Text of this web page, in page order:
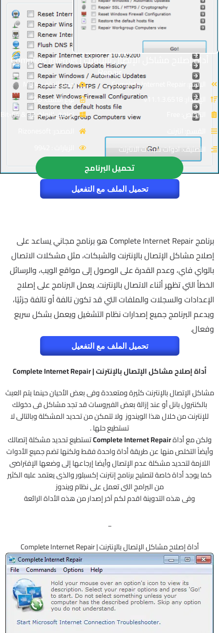
أداة إصلاح مشاكل الإتصال بالإنترنت | Complete Internet
Repair
الاسم: Complete Internet Repair
الإصدار: v11.1.3.6518
الترخيص: Free
التصنيف: ادوات شبكات الانترنت
حجم الملف: 4 MB
نوع الملف: Zip
توافق النواة: 32 & 64-Bit
تحميل البرنامج
تحميل الملف مع التفعيل
برنامج Complete Internet Repair هو برنامج مجاني يساعد على
إصلاح مشاكل الإتصال بالإنترنت والشبكات، مثل مشكلات الاتصال
بالواي فاي، وعدم القدرة على الوصول إلى مواقع الويب، والرسائل
الخطأ التي تظهر أثناء الاتصال بالإنترنت. يعمل البرنامج على إصلاح
الإعدادات والسجلات والملفات التي قد تكون تالفة أو تالفة جزئيًا،
ويدعم البرنامج جميع إصدارات نظام التشغيل ويعمل بشكل سريع
وفعال.
تحميل الملف مع التفعيل
أداة إصلاح مشاكل الإتصال بالإنترنت | Complete Internet Repair
مشاكل الإتصال بالإنترنت كثيرة ومتعددة وفى بعض الأحيان حينما يتم العبث
بالكنترول بانل أو عند إزالة بعض الفيروسات قد تجد مشاكل فى دخولك
للإنترنت من خلال هذا الويندوز ولا تتمكن من تحديد المشكلة وبالتالى لا
تستطيع حلها .
ولكن مع أداةComplete Internet Repairتستطيع تحديد مشكلة إتصالك
وأيضاً التخلص منها عن طريقة أداة واحدة فقط ولكنها تضم جميع الأدوات
اللازمة لتحديد مشكلة عدم الإتصال وأيضا إرجاعها إلى وضعها الإفتراضى
كما يوجد أداة خاصة لتصليح برنامج إنترنت إكسبلور والذى يعتمد عليه الكثير
من البرامج التى تعمل على نظام ويندوز
وفى هذه التدوينة اقدم لكم آخر إصدار من هذه الأداة الرائعة
_
أداة إصلاح مشاكل الإتصال بالإنترنت | Complete Internet Repair